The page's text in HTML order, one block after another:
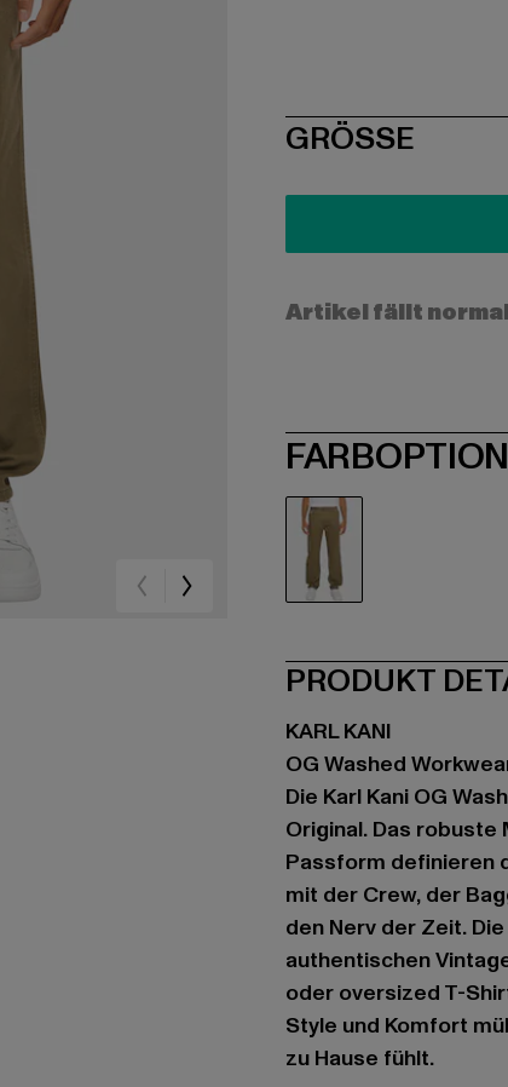
SIZE
GRÖSSE
Artikel fällt
PRODUKT
KARL KANI
OG Washed
Die Karl Kani OG
Original. Das robuste
Passform definieren
mit der Crew, der
den Nerv der Zeit.
authentischen
oder oversized T-
Style und Komfort
zu Hause fühlt.